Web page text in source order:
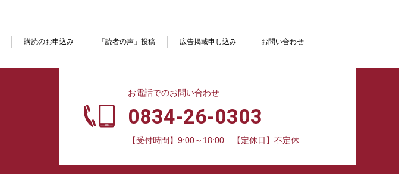
購読のお申込み 「読者の声」投稿 広告掲載申し込み お問い合わせ
お電話でのお問い合わせ
0834-26-0303
【受付時間】9:00～18:00 【定休日】不定休